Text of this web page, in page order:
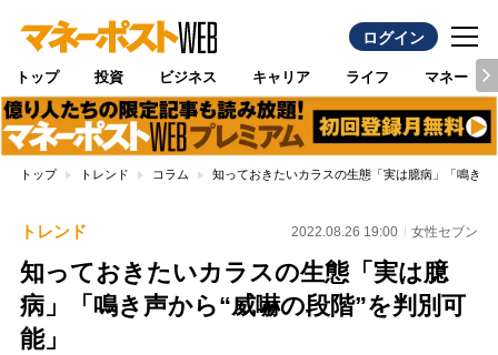
ログイン
トップ 投資 ビジネス キャリア ライフ マネー
トップ トレンド コラム 知っておきたいカラスの生態「実は臆病」「鳴き声
トレンド 2022.08.26 19:00 女性セブン
知っておきたいカラスの生態「実は臆
病」「鳴き声から“威嚇の段階”を判別可
能」